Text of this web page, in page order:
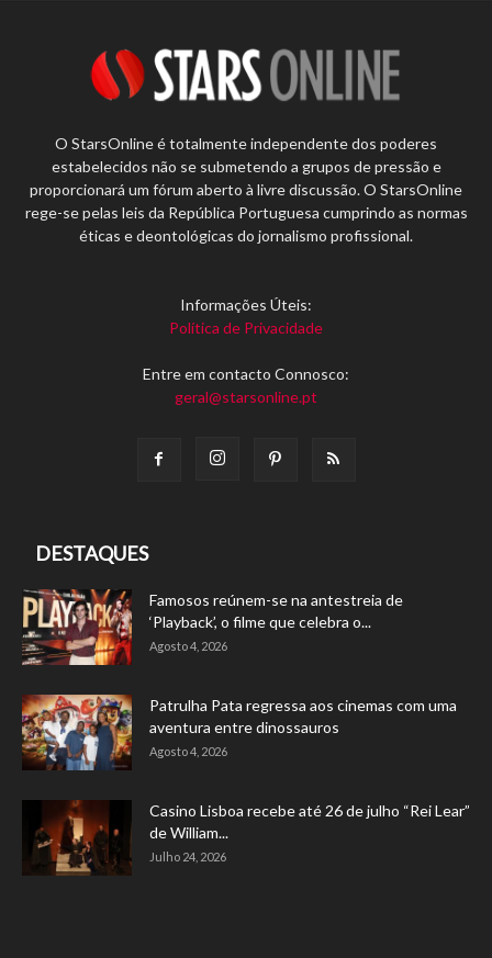
O StarsOnline é totalmente independente dos poderes
estabelecidos não se submetendo a grupos de pressão e
proporcionará um fórum aberto à livre discussão. O StarsOnline
rege-se pelas leis da República Portuguesa cumprindo as normas
éticas e deontológicas do jornalismo profissional.
Informações Úteis:
Política de Privacidade
Entre em contacto Connosco:
geral@starsonline.pt
DESTAQUES
Famosos reúnem-se na antestreia de
‘Playback’, o filme que celebra o...
Agosto 4, 2026
Patrulha Pata regressa aos cinemas com uma
aventura entre dinossauros
Agosto 4, 2026
Casino Lisboa recebe até 26 de julho “Rei Lear”
de William...
Julho 24, 2026